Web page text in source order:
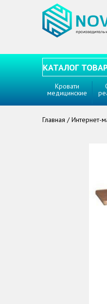
КАТАЛОГ
Кровати
медицинские
Главная / Интернет-